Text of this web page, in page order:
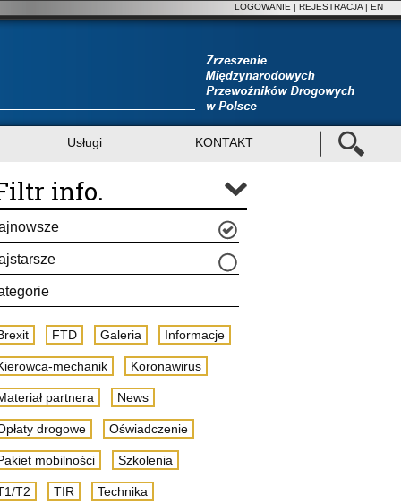
LOGOWANIE | REJESTRACJA | EN
Usługi KONTAKT
info.
FTD Galeria Informacje
mechanik Koronawirus
partnera News
drogowe Oświadczenie
mobilności Szkolenia
T2 TIR Technika